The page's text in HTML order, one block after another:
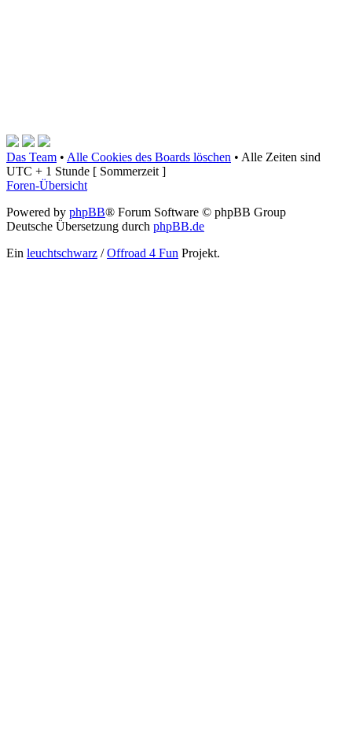
Das Team • Alle Cookies des Boards löschen • Alle Zeiten sind
UTC + 1 Stunde [ Sommerzeit ]
Foren-Übersicht
Powered by phpBB® Forum Software © phpBB Group
Deutsche Übersetzung durch phpBB.de
Ein leuchtschwarz /Offroad 4 Fun Projekt.